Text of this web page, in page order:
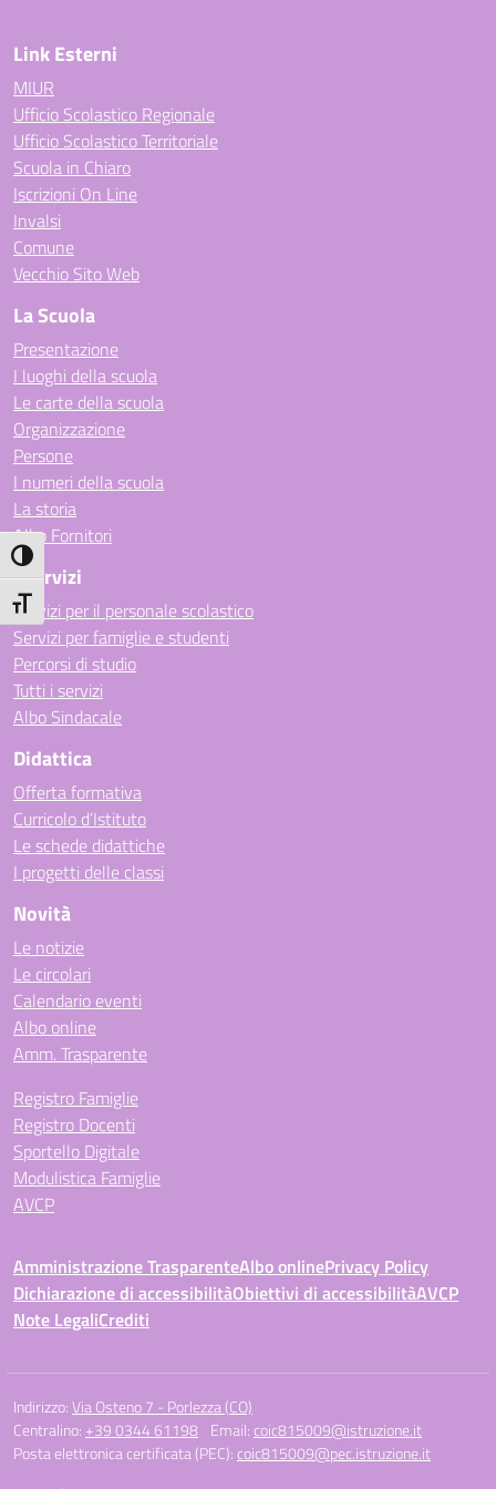
Attiva/disattiva alto contrasto
Attiva/disattiva dimensione testo
Link Esterni
MIUR
Ufficio Scolastico Regionale
Ufficio Scolastico Territoriale
Scuola in Chiaro
Iscrizioni On Line
Invalsi
Comune
Vecchio Sito Web
La Scuola
Presentazione
I luoghi della scuola
Le carte della scuola
Organizzazione
Persone
I numeri della scuola
La storia
Albo Fornitori
I Servizi
Servizi per il personale scolastico
Servizi per famiglie e studenti
Percorsi di studio
Tutti i servizi
Albo Sindacale
Didattica
Offerta formativa
Curricolo d’Istituto
Le schede didattiche
I progetti delle classi
Novità
Le notizie
Le circolari
Calendario eventi
Albo online
Amm. Trasparente
Registro Famiglie
Registro Docenti
Sportello Digitale
Modulistica Famiglie
AVCP
Amministrazione TrasparenteAlbo onlinePrivacy Policy
Dichiarazione di accessibilitàObiettivi di accessibilitàAVCP
Note LegaliCrediti
Indirizzo:Via Osteno 7 - Porlezza (CO)
Centralino: +39 0344 61198 Email:coic815009@istruzione.it
Posta elettronica certificata (PEC):coic815009@pec.istruzione.it